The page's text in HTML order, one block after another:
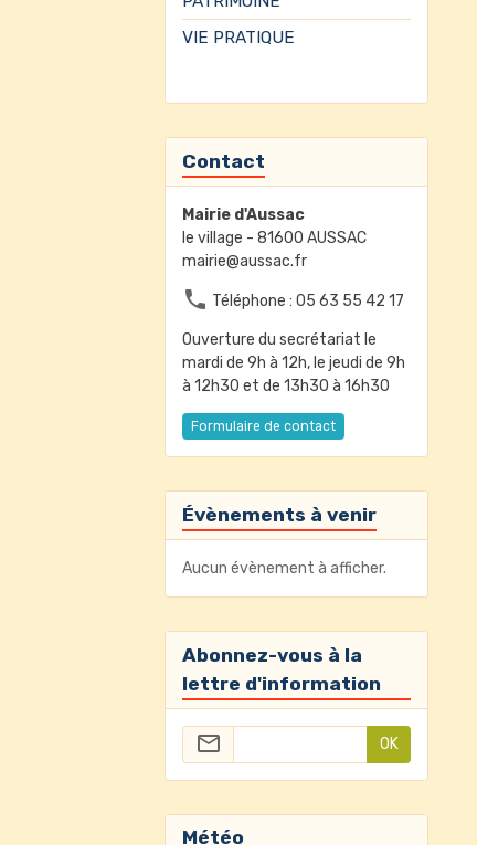
VIE PRATIQUE
Contact
Mairie d'Aussac
le village - 81600 AUSSAC
mairie@aussac.fr
Téléphone : 05 63 55 42 17
Ouverture du secrétariat le
mardi de 9h à 12h, le jeudi de 9h
à 12h30 et de 13h30 à 16h30
Formulaire de contact
Évènements à venir
Aucun évènement à afficher.
Abonnez-vous à la
lettre d'information
OK
Météo